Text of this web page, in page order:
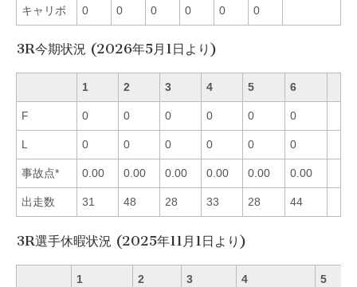
キャリボ 0 0 0 0 0 0
3R今期状況 (2026年5月1日より)
1 2 3 4 5 6
F 0 0 0 0 0 0
L 0 0 0 0 0 0
事故点* 0.00 0.00 0.00 0.00 0.00 0.00
出走数 31 48 28 33 28 44
3R選手休暇状況 (2025年11月1日より)
1 2 3 4 5